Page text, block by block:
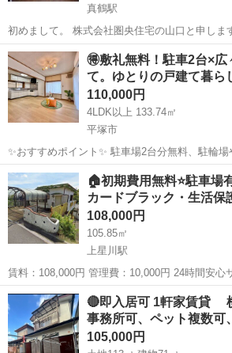
真鶴駅
初めまして。 株式会社圏央住宅の山口と申します。 神奈川県足柄
真鶴町真鶴454-36の賃貸物件です。 建物は古い
利用にいかがですか？ ・ペット可（多頭飼育可） ・現況有姿での引き
渡...
神奈川 足柄下郡 真鶴駅 一戸建て
🉐敷礼無料！駐車2台×
て。ゆとりの戸建て暮ら
110,000円
4LDK以上 133.74㎡
平塚市
✨️おすすめポイント✨️ 駐車場2台分無料、駐輪場
居室に収納スペースあり、エアコン、温水洗浄
宅地で落ち着いた生活。ペット相談可。 ■物件名：26745 平塚市寺田
縄戸建て ■建物種...
神奈川 平塚市 一戸建て 無料
🏠初期費用無料⭐駐車場
カードブラック・生活
108,000円
105.85㎡
上星川駅
賃料：108,000円 管理費：10,000円 24時間安心
火災保険料：月額800円 【🐤初期費用無料
円 敷金 ：0円 礼金 ：0円 ...
神奈川 横浜市 上星川駅 一戸建て
🔴即入居可 1軒家賃貸
事務所可、ペット複数
105,000円